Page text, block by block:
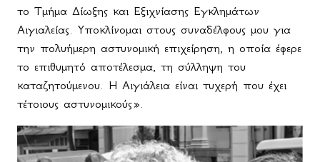
το Τμήμα Δίωξης και Εξιχνίασης Εγκλημάτων
Αιγιαλείας. Υποκλίνομαι στους συναδέλφους μου για
την πολυήμερη αστυνομική επιχείρηση, η οποία έφερε
το επιθυμητό αποτέλεσμα, τη σύλληψη του
καταζητούμενου. Η Αιγιάλεια είναι τυχερή που έχει
τέτοιους αστυνομικούς».